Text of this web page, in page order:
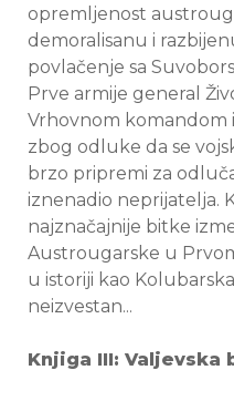
opremljenost
demoralisanu i
povlačenje sa
Prve armije general
Vrhovnom komandom
zbog odluke da se
brzo pripremi za
iznenadio neprijatelja.
najznačajnije bitke
Austrougarske u
u istoriji kao
neizvestan...
Knjiga III: Valjevska